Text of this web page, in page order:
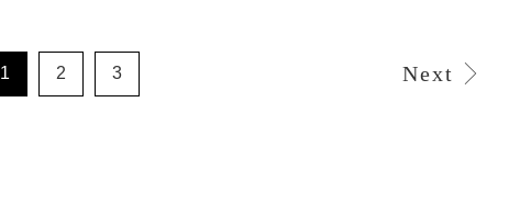
1 2 3 Next